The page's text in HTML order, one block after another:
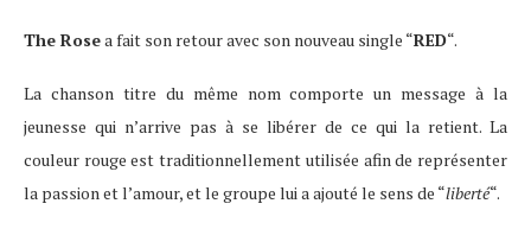
The Rosea fait son retour avec son nouveau single “RED“.
La chanson titre du même nom comporte un message à la
jeunesse qui n’arrive pas à se libérer de ce qui la retient. La
couleur rouge est traditionnellement utilisée afin de représenter
la passion et l’amour, et le groupe lui a ajouté le sens de “liberté“.